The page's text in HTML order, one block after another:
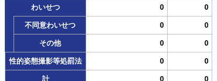
わいせつ 0 0
不同意わいせつ 0 0
その他 0 0
性的姿態撮影等処罰法 0 0
計 0 0